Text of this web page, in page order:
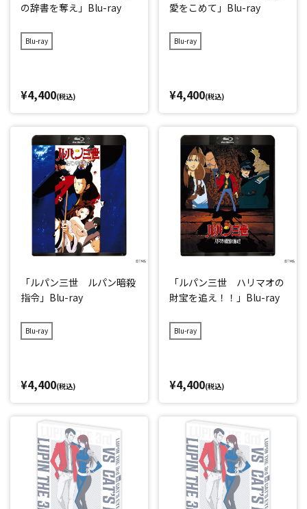
の辞書を奪え」Blu-ray
Blu-ray
¥4,400(税込)
愛をこめて」Blu-ray
Blu-ray
¥4,400(税込)
「ルパン三世 ルパン暗殺
指令」Blu-ray
Blu-ray
¥4,400(税込)
「ルパン三世 ハリマオの
財宝を追え！！」Blu-ray
Blu-ray
¥4,400(税込)